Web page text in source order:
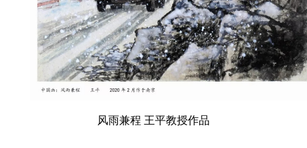
风雨兼程 王平教授作品